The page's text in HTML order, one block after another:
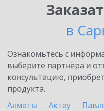
в
Ознакомьтесь с
выберите партнёра и
консультацию,
продукта.
Алматы
Актау